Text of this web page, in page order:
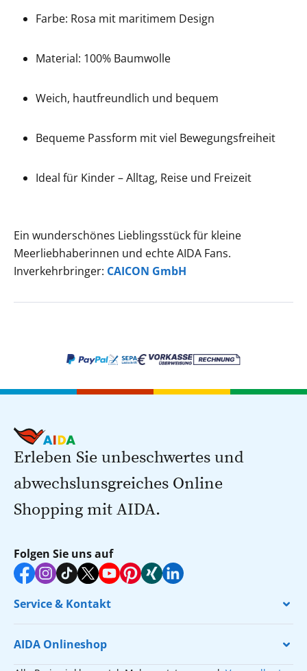
Farbe: Rosa mit maritimem Design
Material: 100% Baumwolle
Weich, hautfreundlich und bequem
Bequeme Passform mit viel Bewegungsfreiheit
Ideal für Kinder – Alltag, Reise und Freizeit
Ein wunderschönes Lieblingsstück für kleine
Meerliebhaberinnen und echte AIDA Fans.
Inverkehrbringer: CAICON GmbH
Erleben Sie unbeschwertes und
abwechslunsgreiches Online
Shopping mit AIDA.
Folgen Sie uns auf
Service & Kontakt
AIDA Onlineshop